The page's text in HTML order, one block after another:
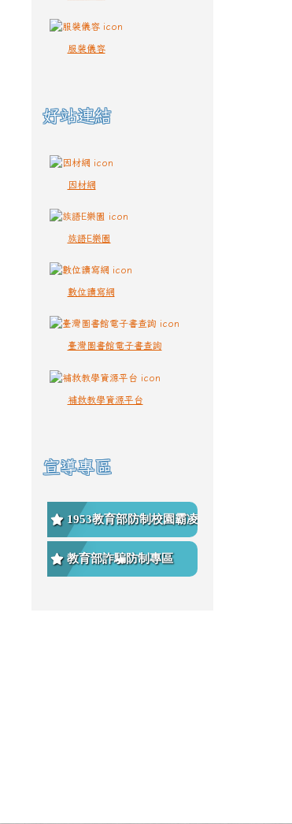
服裝儀容
好站連結
因材網
族語E樂園
數位讀寫網
臺灣圖書館電子書查詢
補救教學資源平台
宣導專區
1953教育部防制校園霸凌專
區
教育部詐騙防制專區